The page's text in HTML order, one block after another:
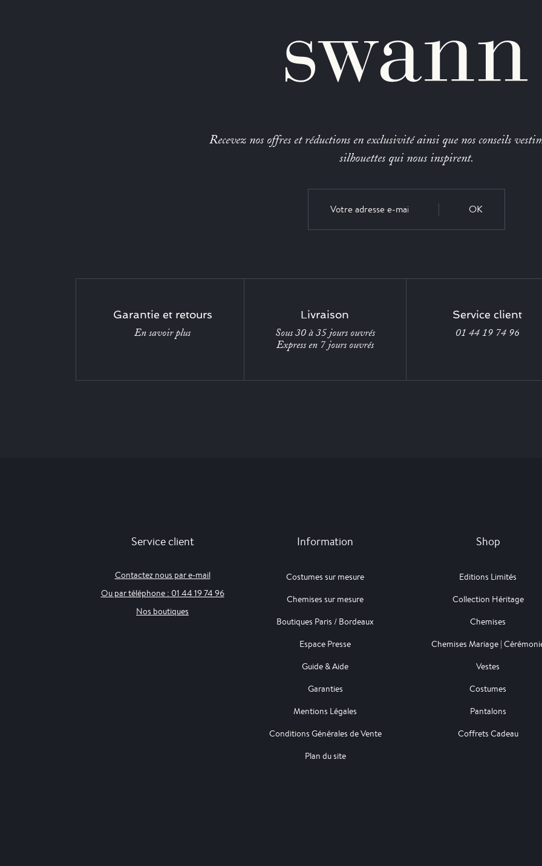
Recevez nos offres et réductions en exclusivité ainsi que nos conseils
silhouettes qui nous inspirent.
OK
Garantie et retours
En savoir plus
Livraison
Sous 30 à 35 jours ouvrés
Express en 7 jours ouvrés
Service client
01 44 19 74 96
Service client
Contactez nous par e-mail
Ou par téléphone : 01 44 19 74 96
Nos boutiques
Information
Costumes sur mesure
Chemises sur mesure
Boutiques Paris / Bordeaux
Espace Presse
Guide & Aide
Garanties
Mentions Légales
Conditions Générales de Vente
Plan du site
Shop
Editions Limités
Collection Héritage
Chemises
Chemises Mariage |
Vestes
Costumes
Pantalons
Coffrets Cadeau